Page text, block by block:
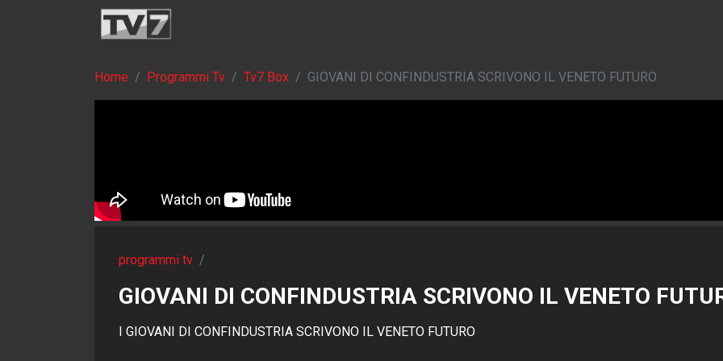
Home Programmi Tv Tv7 Box GIOVANI DI CONFINDUSTRIA SCRIVONO IL VENETO FUTURO
programmi tv /
GIOVANI DI CONFINDUSTRIA SCRIVONO IL VENETO
I GIOVANI DI CONFINDUSTRIA SCRIVONO IL VENETO FUTURO